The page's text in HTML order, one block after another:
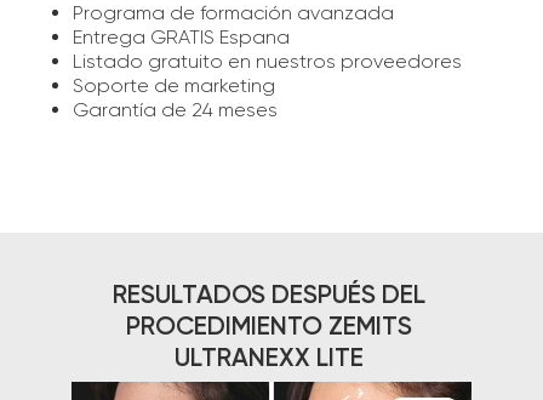
Programa de formación avanzada
Entrega GRATIS Espana
Listado gratuito en nuestros proveedores
Soporte de marketing
Garantía de 24 meses
RESULTADOS DESPUÉS DEL
PROCEDIMIENTO ZEMITS
ULTRANEXX LITE